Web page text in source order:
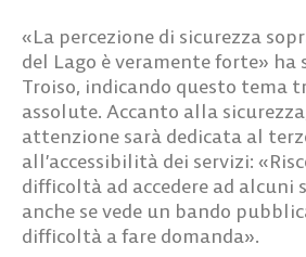
«La percezione di sicurezza
del Lago è veramente forte» ha
Troiso, indicando questo tema
assolute. Accanto alla
attenzione sarà dedicata al
all’accessibilità dei servizi:
difficoltà ad accedere ad alcuni
anche se vede un bando
difficoltà a fare domanda».